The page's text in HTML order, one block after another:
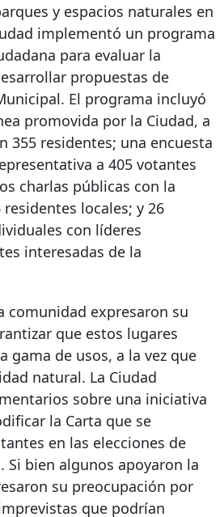
y espacios naturales en
implementó un programa
para evaluar la
propuestas de
El programa incluyó
promovida por la Ciudad, a
355 residentes; una encuesta
a 405 votantes
charlas públicas con la
locales; y 26
con líderes
interesadas de la
comunidad expresaron su
que estos lugares
gama de usos, a la vez que
natural. La Ciudad
sobre una iniciativa
la Carta que se
en las elecciones de
Si bien algunos apoyaron la
su preocupación por
que podrían